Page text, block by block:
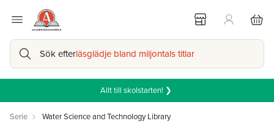
Sök efterläsglädje bland miljontals titlar
Allt till skolstarten! ❯
Serie Water Science and Technology Library